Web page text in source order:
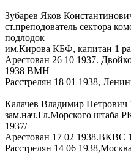
Зубарев Яков
ст.преподователь сектора
подлодок
им.Кирова КБФ, капитан 1
Арестован 26 10 1937.
1938 ВМН
Расстрелян 18 01 1938,
Калачев Владимир
зам.нач.Гл.Морского штаба
1937/
Арестован 17 02 1938.ВКВС
Расстрелян 14 06